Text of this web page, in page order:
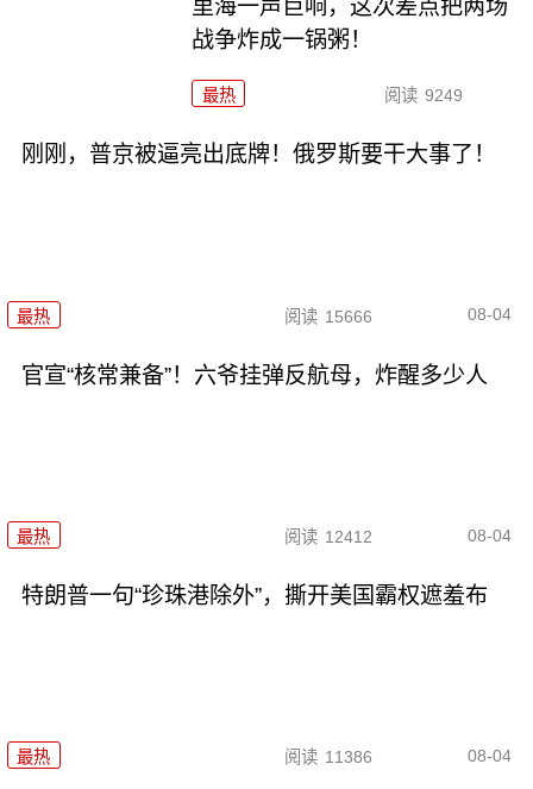
里海一声巨响，这次差点把两场
战争炸成一锅粥！
最热 阅读 9249
刚刚，普京被逼亮出底牌！俄罗斯要干大事了！
最热 阅读 15666 08-04
官宣“核常兼备”！六爷挂弹反航母，炸醒多少人
最热 阅读 12412 08-04
特朗普一句“珍珠港除外”，撕开美国霸权遮羞布
最热 阅读 11386 08-04